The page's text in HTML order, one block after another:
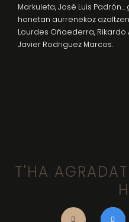
Markuleta, José Luis
honetan aurrenekoz
Lourdes Oñaederra, Rikardo
Javier Rodriguez Marcos.
T'HA